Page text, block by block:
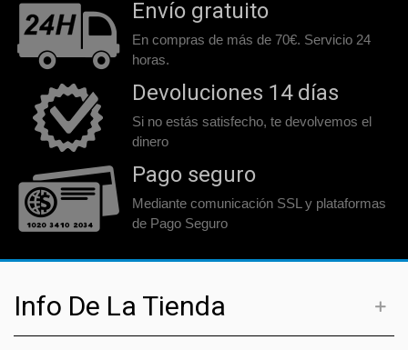
Envío gratuito
En compras de más de 70€. Servicio 24
horas.
Devoluciones 14 días
Si no estás satisfecho, te devolvemos el
dinero
Pago seguro
Mediante comunicación SSL y plataformas
de Pago Seguro
Info De La Tienda